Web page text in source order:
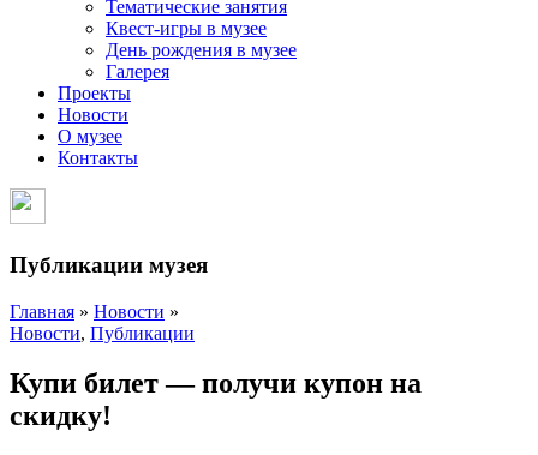
Тематические занятия
Квест-игры в музее
День рождения в музее
Галерея
Проекты
Новости
О музее
Контакты
Публикации музея
Главная » Новости »
Новости, Публикации
Купи билет — получи купон на
скидку!